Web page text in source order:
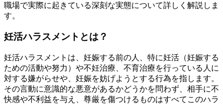
職場で実際に起きている深刻な実態について詳しく解説しま
す。
妊活ハラスメントとは？
妊活ハラスメントは、妊娠する前の人、特に妊活（妊娠する
ための活動や努力）や不妊治療、不育治療を行っている人に
対する嫌がらせや、妊娠を妨げようとする行為を指します。
その言動に意識的な悪意があるかどうかを問わず、相手に不
快感や不利益を与え、尊厳を傷つけるものはすべてこのハラ